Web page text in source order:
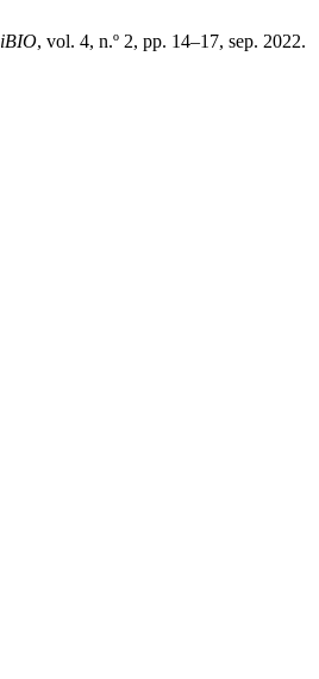
iBIO, vol. 4, n.º 2, pp. 14–17, sep. 2022.